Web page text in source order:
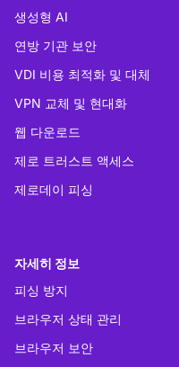
생성형 AI
연방 기관 보안
VDI 비용 최적화 및 대체
VPN 교체 및 현대화
웹 다운로드
제로 트러스트 액세스
제로데이 피싱
자세히 정보
피싱 방지
브라우저 상태 관리
브라우저 보안